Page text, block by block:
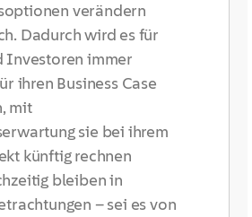
verändern
Dadurch wird es für
Investoren immer
ihren Business Case
mit
sie bei ihrem
künftig rechnen
bleiben in
– sei es von